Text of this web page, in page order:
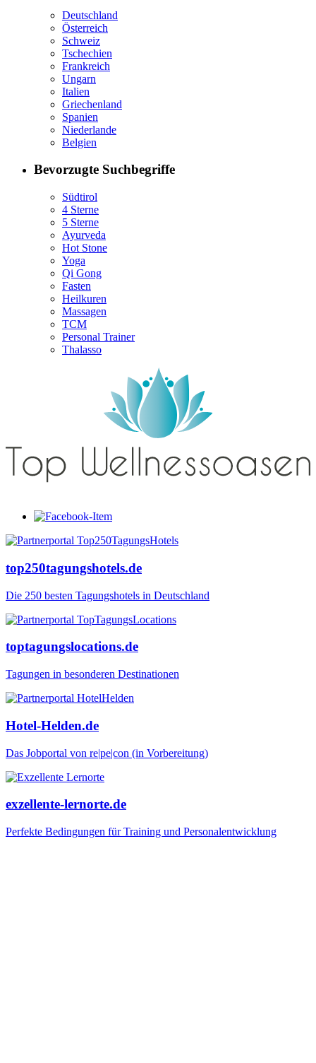
Deutschland
Österreich
Schweiz
Tschechien
Frankreich
Ungarn
Italien
Griechenland
Spanien
Niederlande
Belgien
Bevorzugte Suchbegriffe
Südtirol
4 Sterne
5 Sterne
Ayurveda
Hot Stone
Yoga
Qi Gong
Fasten
Heilkuren
Massagen
TCM
Personal Trainer
Thalasso
top250tagungshotels.de
Die 250 besten Tagungshotels in Deutschland
toptagungslocations.de
Tagungen in besonderen Destinationen
Hotel-Helden.de
Das Jobportal von re|pe|con (in Vorbereitung)
exzellente-lernorte.de
Perfekte Bedingungen für Training und Personalentwicklung